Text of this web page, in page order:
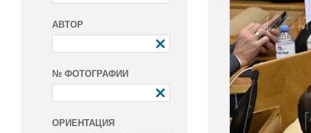
АВТОР
№ ФОТОГРАФИИ
ОРИЕНТАЦИЯ